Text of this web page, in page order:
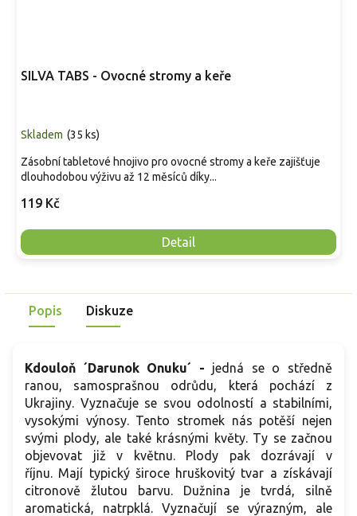
SILVA TABS - Ovocné stromy a keře
Skladem (35 ks)
119 Kč
Detail
Zásobní tabletové hnojivo pro ovocné stromy a keře zajišťuje
dlouhodobou výživu až 12 měsíců díky...
Popis Diskuze
Kdouloň ´Darunok Onuku´ - jedná se o středně
ranou, samosprašnou odrůdu, která pochází z
Ukrajiny. Vyznačuje se svou odolností a stabilními,
vysokými výnosy. Tento stromek nás potěší nejen
svými plody, ale také krásnými květy. Ty se začnou
objevovat již v květnu. Plody pak dozrávají v
říjnu. Mají typický široce hruškovitý tvar a získávají
citronově žlutou barvu. Dužnina je tvrdá, silně
aromatická, natrpklá. Vyznačují se výrazným, ale